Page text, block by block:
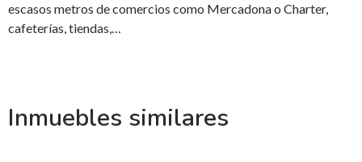
escasos metros de comercios como Mercadona o Charter,
cafeterías, tiendas,…
Inmuebles similares